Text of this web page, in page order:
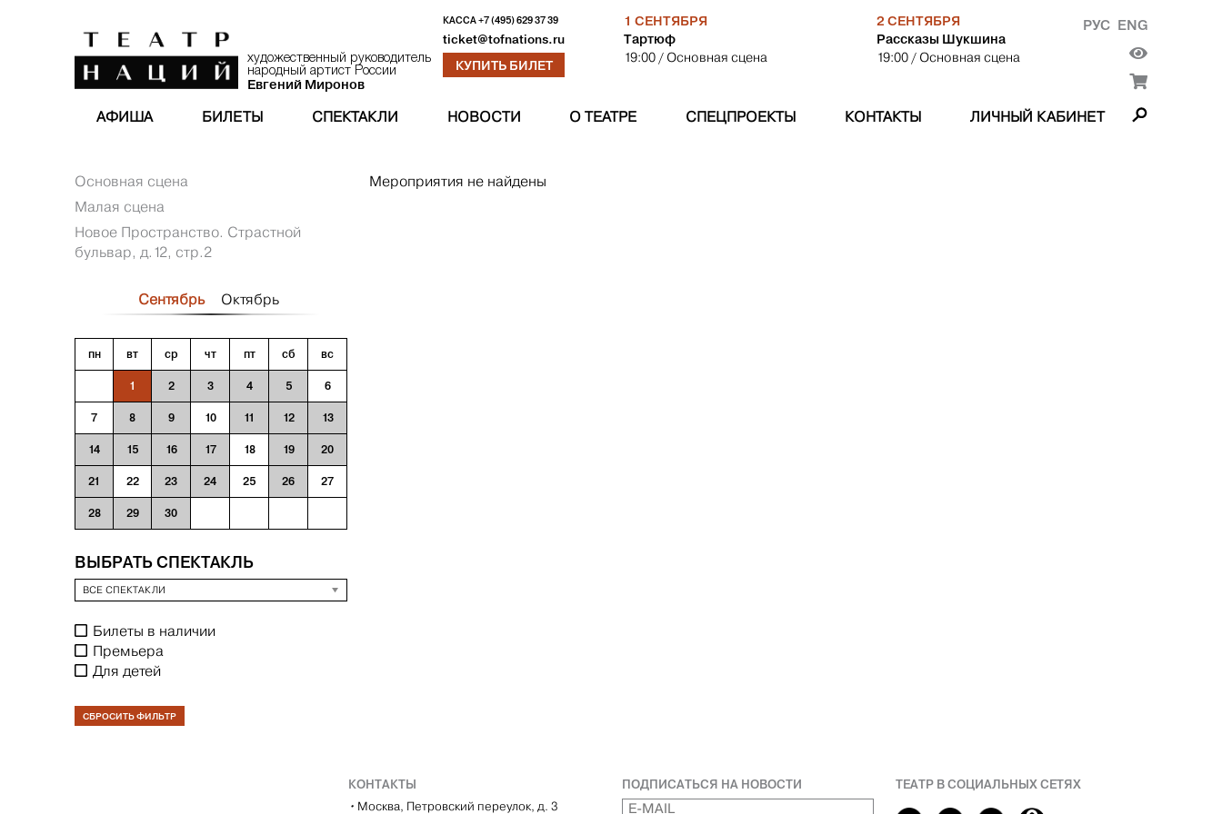
художественный руководитель
народный артист России
Евгений Миронов
КАССА+7 (495) 629 37 39
ticket@tofnations.ru
КУПИТЬ БИЛЕТ
1 СЕНТЯБРЯ
Тартюф
19:00 / Основная сцена
2 СЕНТЯБРЯ
Рассказы Шукшина
19:00 / Основная сцена
РУС ENG
АФИША БИЛЕТЫ СПЕКТАКЛИ НОВОСТИ О ТЕАТРЕ СПЕЦПРОЕКТЫ КОНТАКТЫ ЛИЧНЫЙ КАБИНЕТ
Основная сцена
Малая сцена
Новое Пространство. Страстной
бульвар, д.12, стр.2
Сентябрь Октябрь
пн вт ср чт пт сб вс
1 2 3 4 5 6
7 8 9 10 11 12 13
14 15 16 17 18 19 20
21 22 23 24 25 26 27
28 29 30
ВЫБРАТЬ СПЕКТАКЛЬ
ВСЕ СПЕКТАКЛИ
Билеты в наличии
Премьера
Для детей
СБРОСИТЬ ФИЛЬТР
Мероприятия не найдены
КОНТАКТЫ
• Москва, Петровский переулок, д. 3
ПОДПИСАТЬСЯ НА НОВОСТИ ТЕАТР В СОЦИАЛЬНЫХ СЕТЯХ